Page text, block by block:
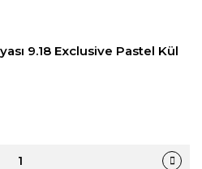
9.18 Exclusive Pastel Kül